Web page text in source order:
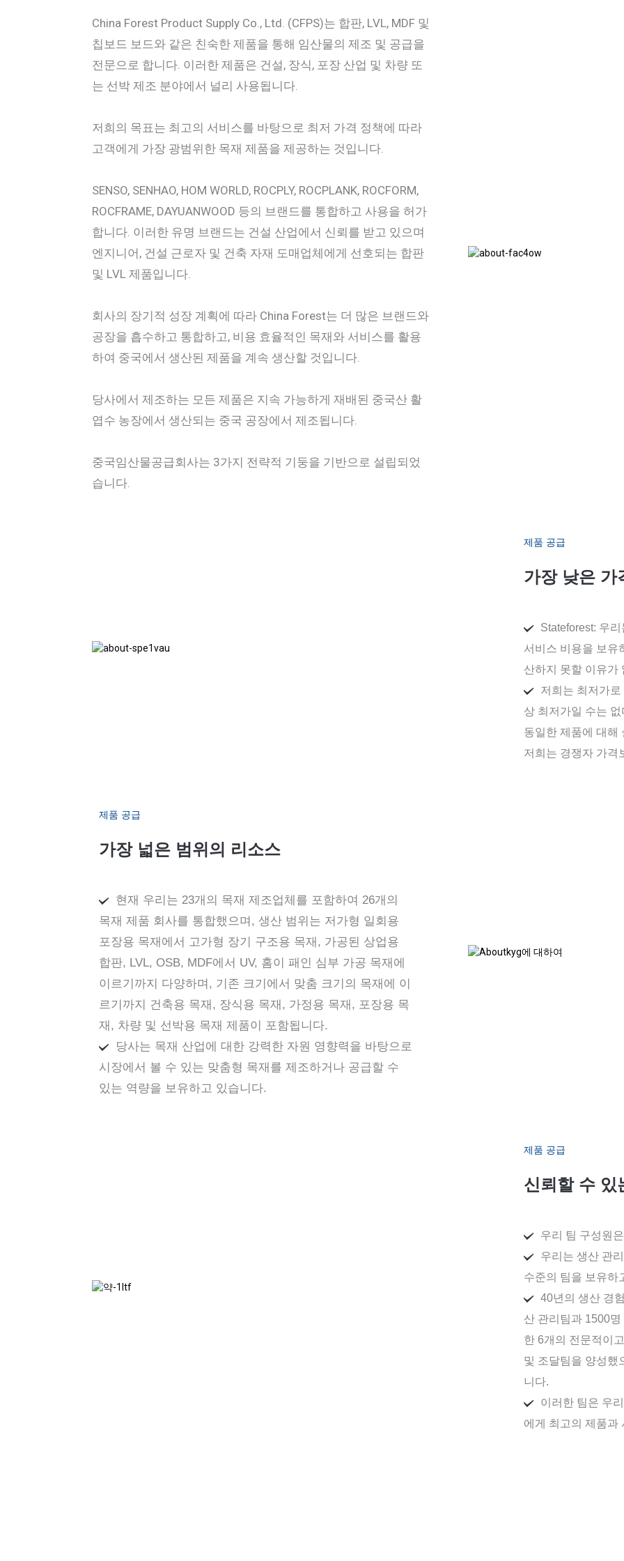
China Forest Product Supply Co., Ltd. (CFPS)는 합판, LVL, MDF 및
칩보드 보드와 같은 친숙한 제품을 통해 임산물의 제조 및 공급을
전문으로 합니다. 이러한 제품은 건설, 장식, 포장 산업 및 차량 또
는 선박 제조 분야에서 널리 사용됩니다.
저희의 목표는 최고의 서비스를 바탕으로 최저 가격 정책에 따라
고객에게 가장 광범위한 목재 제품을 제공하는 것입니다.
SENSO, SENHAO, HOM WORLD, ROCPLY, ROCPLANK, ROCFORM,
ROCFRAME, DAYUANWOOD 등의 브랜드를 통합하고 사용을 허가
합니다. 이러한 유명 브랜드는 건설 산업에서 신뢰를 받고 있으며
엔지니어, 건설 근로자 및 건축 자재 도매업체에게 선호되는 합판
및 LVL 제품입니다.
회사의 장기적 성장 계획에 따라 China Forest는 더 많은 브랜드와
공장을 흡수하고 통합하고, 비용 효율적인 목재와 서비스를 활용
하여 중국에서 생산된 제품을 계속 생산할 것입니다.
당사에서 제조하는 모든 제품은 지속 가능하게 재배된 중국산 활
엽수 농장에서 생산되는 중국 공장에서 제조됩니다.
중국임산물공급회사는 3가지 전략적 기둥을 기반으로 설립되었
습니다.
제품 공급
가장 낮은 가
Stateforest: 우
서비스 비용을 보유
산하지 못할 이유가
저희는 최저가
상 최저가일 수는
동일한 제품에 대해
저희는 경쟁자 가격
제품 공급
가장 넓은 범위의 리소스
현재 우리는 23개의 목재 제조업체를 포함하여 26개의
목재 제품 회사를 통합했으며, 생산 범위는 저가형 일회용
포장용 목재에서 고가형 장기 구조용 목재, 가공된 상업용
합판, LVL, OSB, MDF에서 UV, 홈이 패인 심부 가공 목재에
이르기까지 다양하며, 기존 크기에서 맞춤 크기의 목재에 이
르기까지 건축용 목재, 장식용 목재, 가정용 목재, 포장용 목
재, 차량 및 선박용 목재 제품이 포함됩니다.
당사는 목재 산업에 대한 강력한 자원 영향력을 바탕으로
시장에서 볼 수 있는 맞춤형 목재를 제조하거나 공급할 수
있는 역량을 보유하고 있습니다.
제품 공급
신뢰할 수 있
우리 팀 구성원
우리는 생산 관
수준의 팀을 보유하
40년의 생산 경
산 관리팀과 1500
한 6개의 전문적이
및 조달팀을 양성했
니다.
이러한 팀은 우
에게 최고의 제품과